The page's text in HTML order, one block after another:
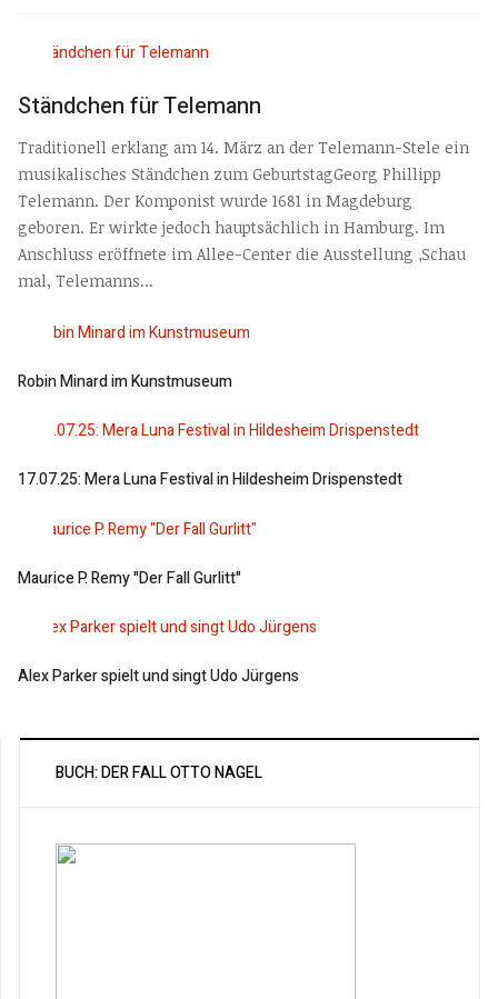
Ständchen für Telemann
Traditionell erklang am 14. März an der Telemann-Stele ein
musikalisches Ständchen zum GeburtstagGeorg Phillipp
Telemann. Der Komponist wurde 1681 in Magdeburg
geboren. Er wirkte jedoch hauptsächlich in Hamburg. Im
Anschluss eröffnete im Allee-Center die Ausstellung ‚Schau
mal, Telemanns...
Robin Minard im Kunstmuseum
17.07.25: Mera Luna Festival in Hildesheim Drispenstedt
Maurice P. Remy "Der Fall Gurlitt"
Alex Parker spielt und singt Udo Jürgens
BUCH: DER FALL OTTO NAGEL